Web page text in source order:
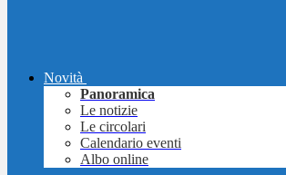
Novità
Panoramica
Le notizie
Le circolari
Calendario eventi
Albo online